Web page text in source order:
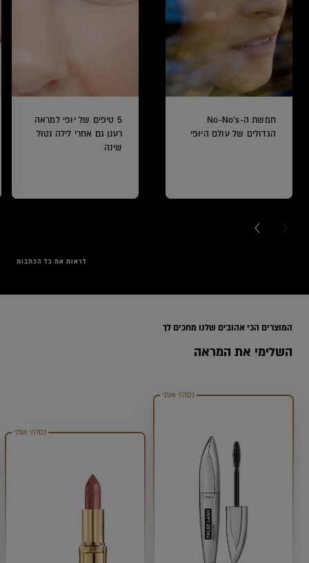
חמשת ה-No-No's
הגדולים של עולם היופי
5 טיפים של יופי למראה
רענן גם אחרי לילה נטול
שינה
NEXT CARD
לראות את כל הכתבות
השלימי את המראה
המוצרים הכי אהובים שלנו מחכים לך
נסה/י אותי
נסה/י אותי